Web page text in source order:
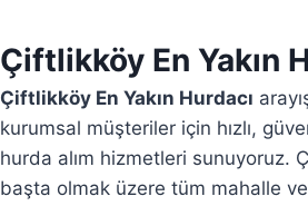
Çiftlikköy En Yakın
Çiftlikköy En Yakın Hurdacı
kurumsal müşteriler için hızlı,
hurda alım hizmetleri sunuyoruz.
başta olmak üzere tüm mahalle